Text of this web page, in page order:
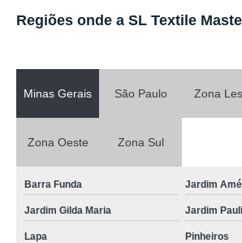
Regiões onde a SL Textile
Minas Gerais São Paulo Zona
Zona Oeste Zona Sul
Barra Funda Jardim
Jardim Gilda Maria Jardim
Lapa Pinheiros